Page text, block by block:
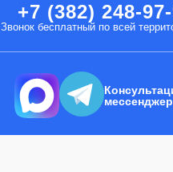
+7 (382) 248-
Звонок бесплатный по всей